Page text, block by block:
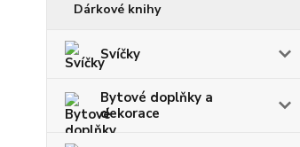
Dárkové knihy
Svíčky
Bytové doplňky a
dekorace